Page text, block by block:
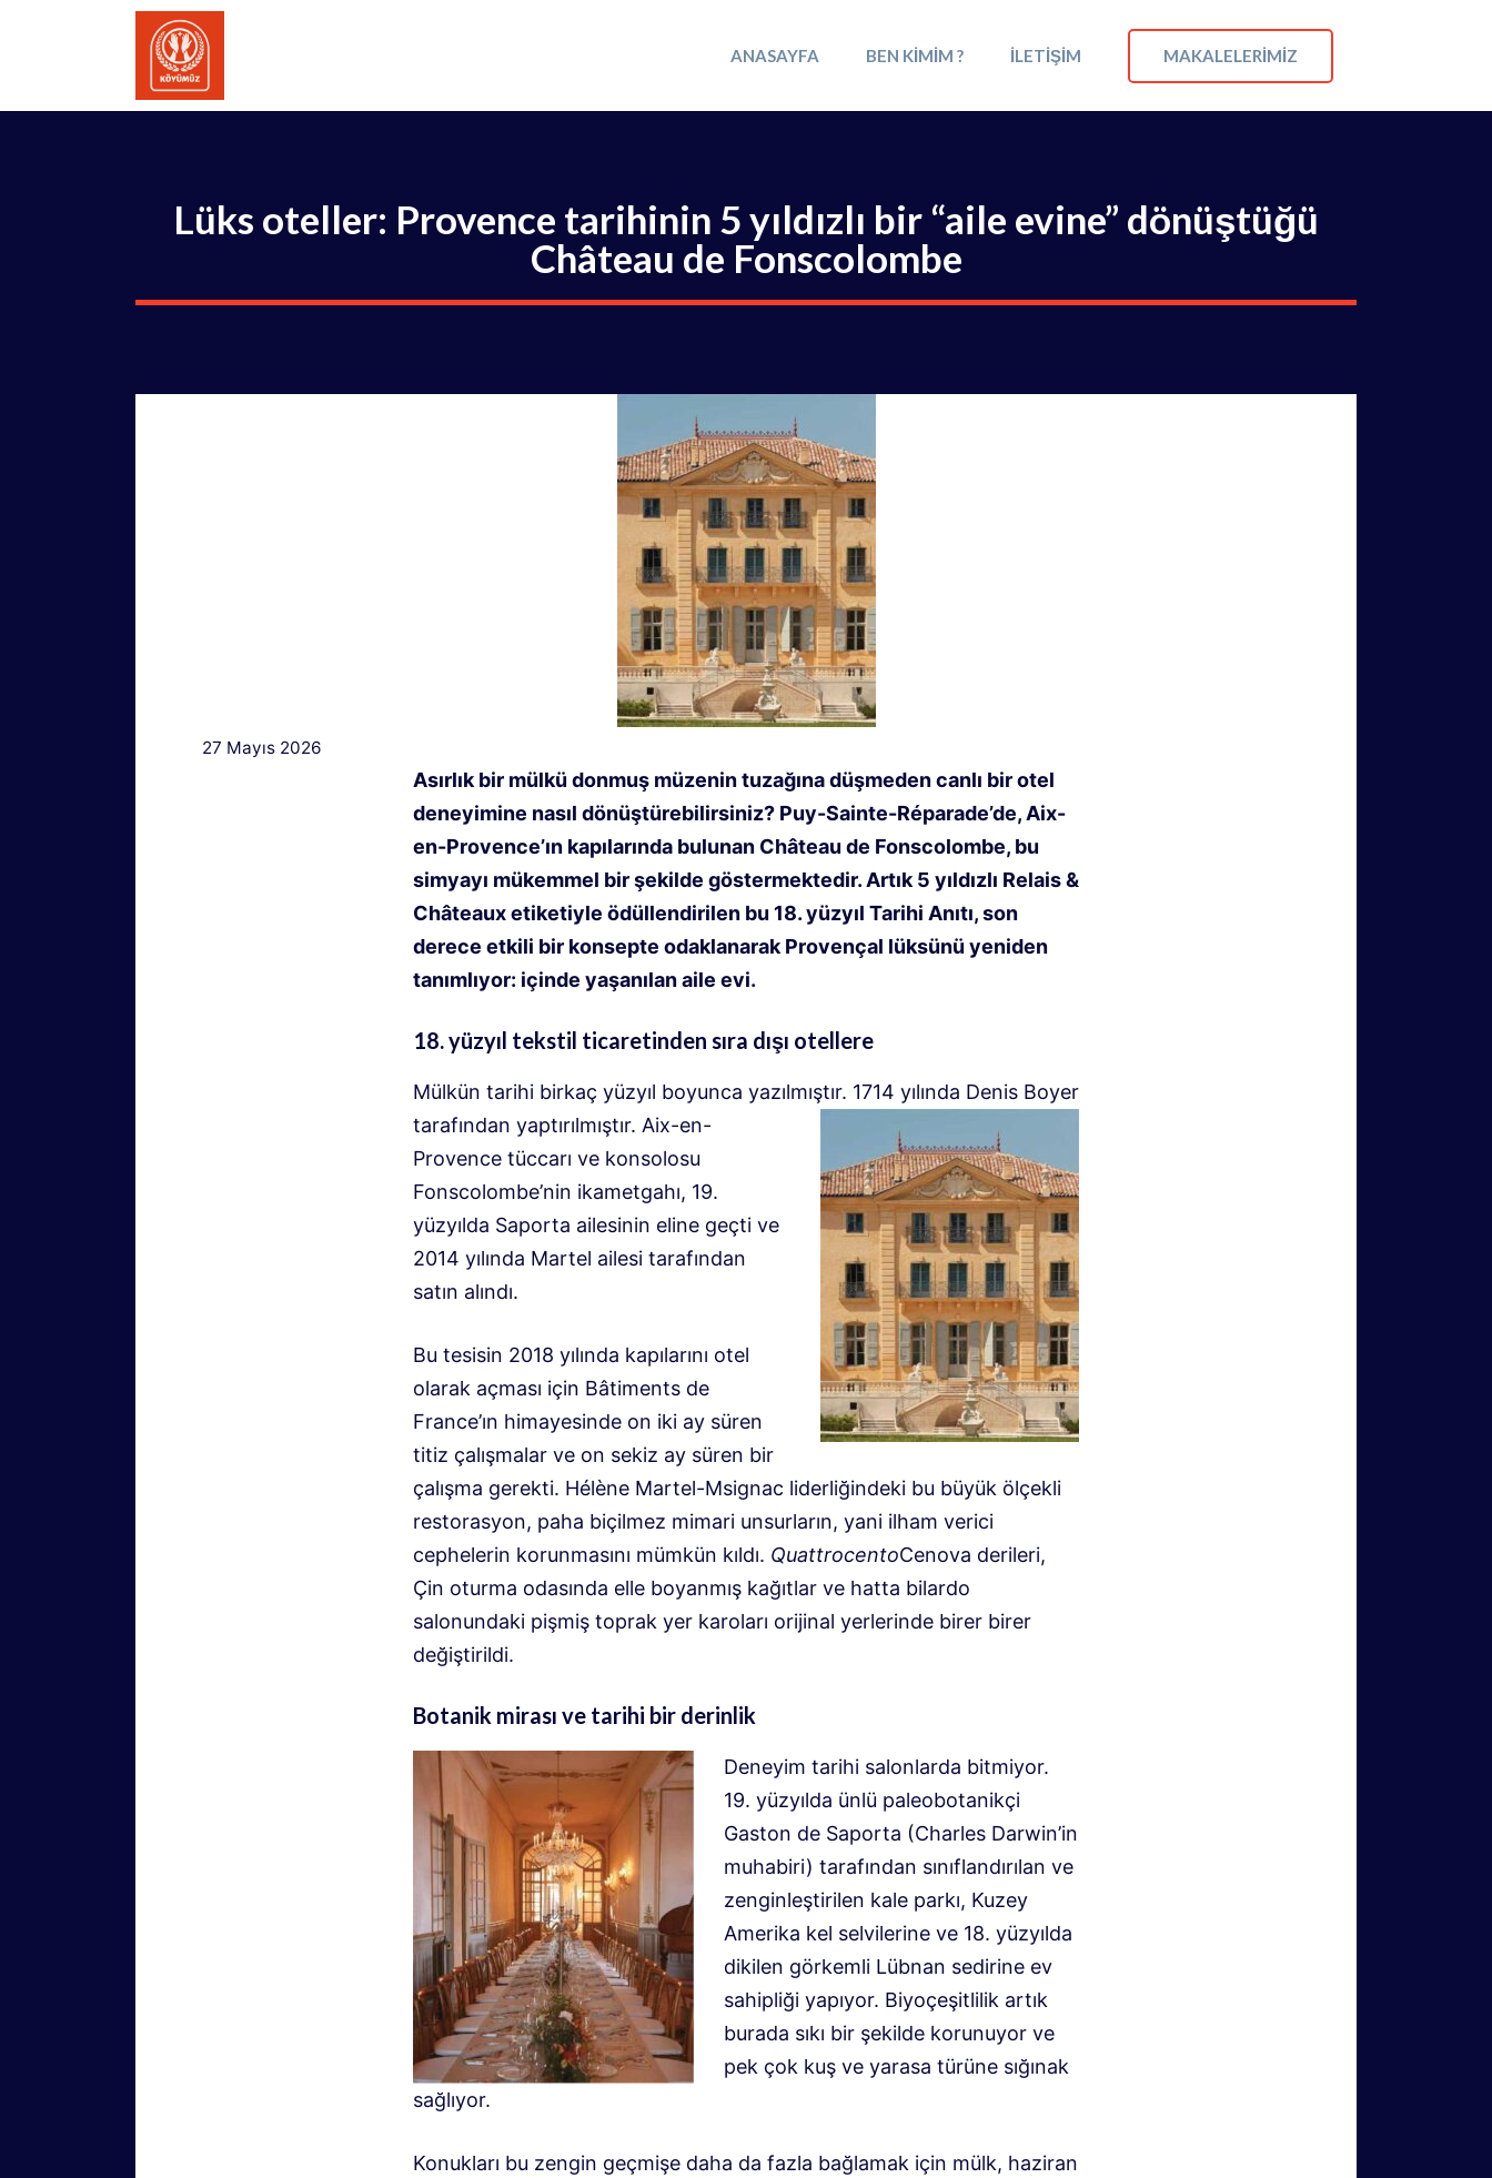
ANASAYFA BEN KIMIM ? İLETIŞIM MAKALELERIMIZ
Lüks oteller: Provence tarihinin 5 yıldızlı bir “aile evine” dönüştüğü
Château de Fonscolombe
27 Mayıs 2026
Asırlık bir mülkü donmuş müzenin tuzağına düşmeden canlı bir otel
deneyimine nasıl dönüştürebilirsiniz? Puy-Sainte-Réparade’de, Aix-
en-Provence’ın kapılarında bulunan Château de Fonscolombe, bu
simyayı mükemmel bir şekilde göstermektedir. Artık 5 yıldızlı Relais &
Châteaux etiketiyle ödüllendirilen bu 18. yüzyıl Tarihi Anıtı, son
derece etkili bir konsepte odaklanarak Provençal lüksünü yeniden
tanımlıyor: içinde yaşanılan aile evi.
18. yüzyıl tekstil ticaretinden sıra dışı otellere
Mülkün tarihi birkaç yüzyıl boyunca yazılmıştır. 1714 yılında Denis Boyer
tarafından yaptırılmıştır. Aix-en-
Provence tüccarı ve konsolosu
Fonscolombe’nin ikametgahı, 19.
yüzyılda Saporta ailesinin eline geçti ve
2014 yılında Martel ailesi tarafından
satın alındı.
Bu tesisin 2018 yılında kapılarını otel
olarak açması için Bâtiments de
France’ın himayesinde on iki ay süren
titiz çalışmalar ve on sekiz ay süren bir
çalışma gerekti. Hélène Martel-Msignac liderliğindeki bu büyük ölçekli
restorasyon, paha biçilmez mimari unsurların, yani ilham verici
cephelerin korunmasını mümkün kıldı. QuattrocentoCenova derileri,
Çin oturma odasında elle boyanmış kağıtlar ve hatta bilardo
salonundaki pişmiş toprak yer karoları orijinal yerlerinde birer birer
değiştirildi.
Botanik mirası ve tarihi bir derinlik
Deneyim tarihi salonlarda bitmiyor.
19. yüzyılda ünlü paleobotanikçi
Gaston de Saporta (Charles Darwin’in
muhabiri) tarafından sınıflandırılan ve
zenginleştirilen kale parkı, Kuzey
Amerika kel selvilerine ve 18. yüzyılda
dikilen görkemli Lübnan sedirine ev
sahipliği yapıyor. Biyoçeşitlilik artık
burada sıkı bir şekilde korunuyor ve
pek çok kuş ve yarasa türüne sığınak
sağlıyor.
Konukları bu zengin geçmişe daha da fazla bağlamak için mülk, haziran